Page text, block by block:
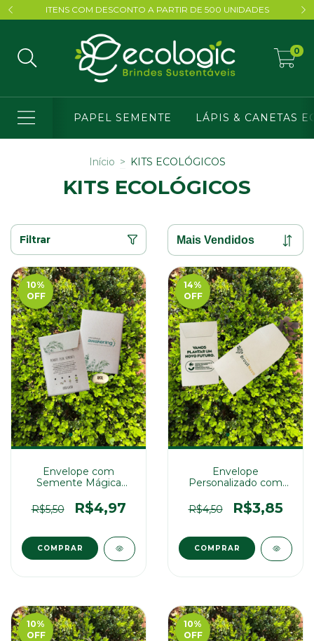
ITENS COM DESCONTO A PARTIR DE 500 UNIDADES
0
PAPEL SEMENTE LÁPIS & CANETAS
Início > KITS ECOLÓGICOS
KITS ECOLÓGICOS
Filtrar
10%
OFF
Envelope com
Semente Mágica
R$5,50
R$4,97
COMPRAR
14%
OFF
Envelope
Personalizado com
R$4,50
R$3,85
COMPRAR
10%
OFF
10%
OFF